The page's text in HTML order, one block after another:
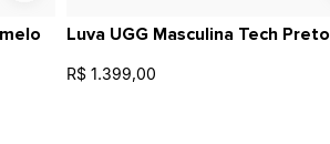
Luva UGG Masculina Tech Preto
R$ 1.399,00